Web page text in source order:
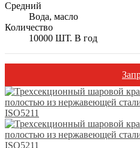
Средний
Вода, масло
Количество
10000 ШТ. В год